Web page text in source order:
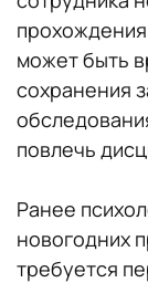
может быть
сохранения
повлечь
Ранее
новогодних
требуется